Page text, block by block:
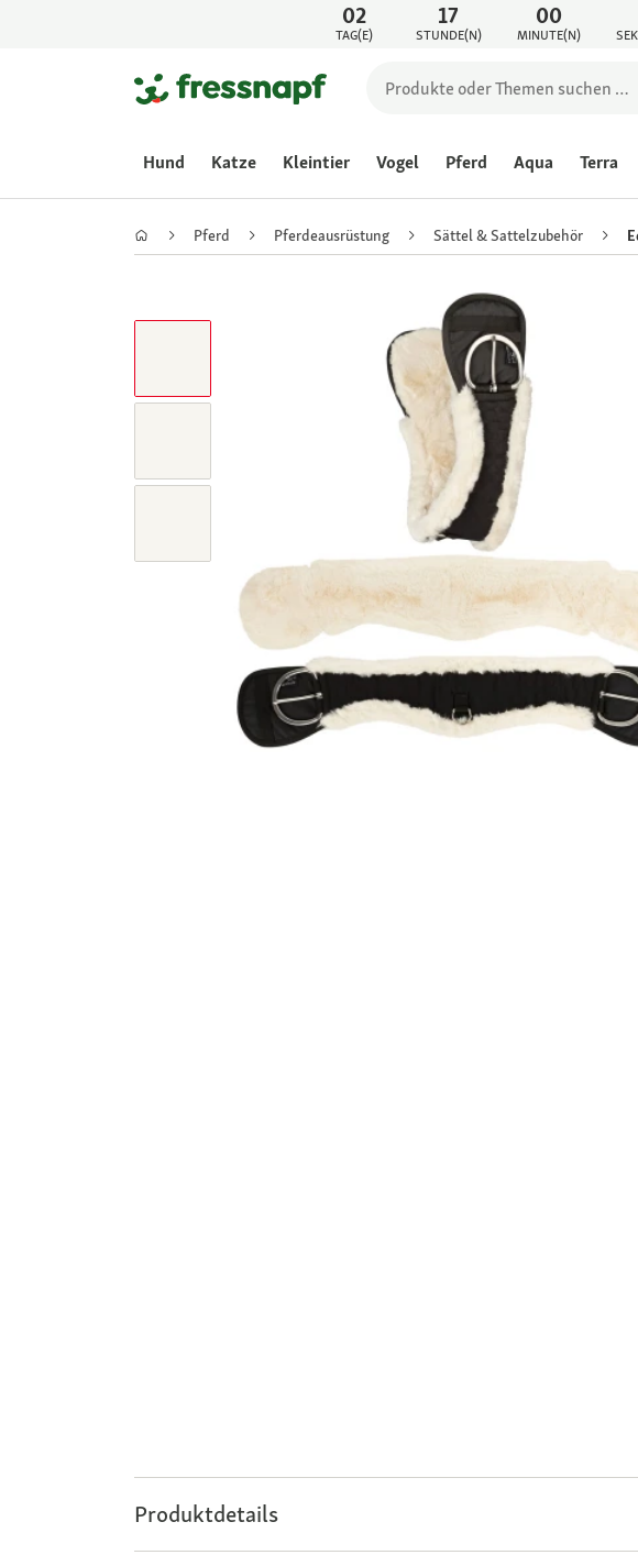
02
TAG(E)
17
STUNDE(N)
00
MINUTE(N)
Hund Katze Kleintier Vogel Pferd Aqua Terra
Pferd Pferdeausrüstung Sättel & Sattelzubehör
Produktdetails